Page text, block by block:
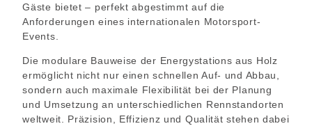
Gäste bietet – perfekt abgestimmt auf die
Anforderungen eines internationalen Motorsport-
Events.
Die modulare Bauweise der Energystations aus Holz
ermöglicht nicht nur einen schnellen Auf- und Abbau,
sondern auch maximale Flexibilität bei der Planung
und Umsetzung an unterschiedlichen Rennstandorten
weltweit. Präzision, Effizienz und Qualität stehen dabei